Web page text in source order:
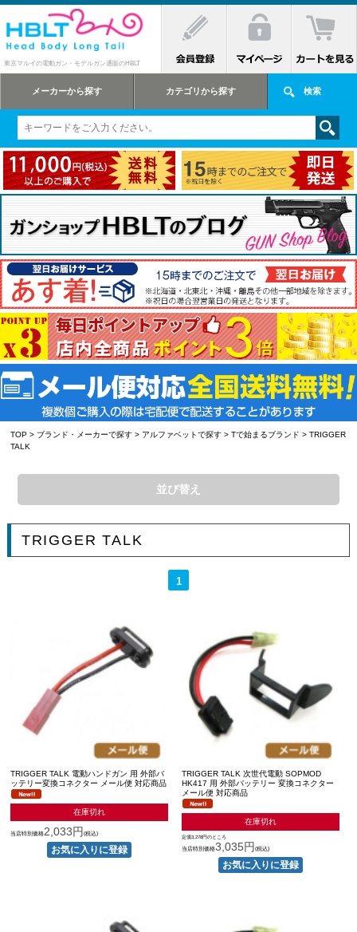
東京マルイの電動ガン・モデルガン通販のHBLT
メーカーから探す カテゴリから探す 検索
TOP > ブランド・メーカーで探す > アルファベットで探す >Tで始まるブランド > TRIGGER
TALK
並び替え
TRIGGER TALK
1
TRIGGER TALK 電動ハンドガン 用 外部バ
ッテリー変換コネクター メール便 対応商品
在庫切れ
当店特別価格2,033円(税込)
TRIGGER TALK 次世代電動 SOPMOD
HK417 用 外部バッテリー 変換コネクター
メール便 対応商品
在庫切れ
定価3,278円のところ
当店特別価格3,035円(税込)